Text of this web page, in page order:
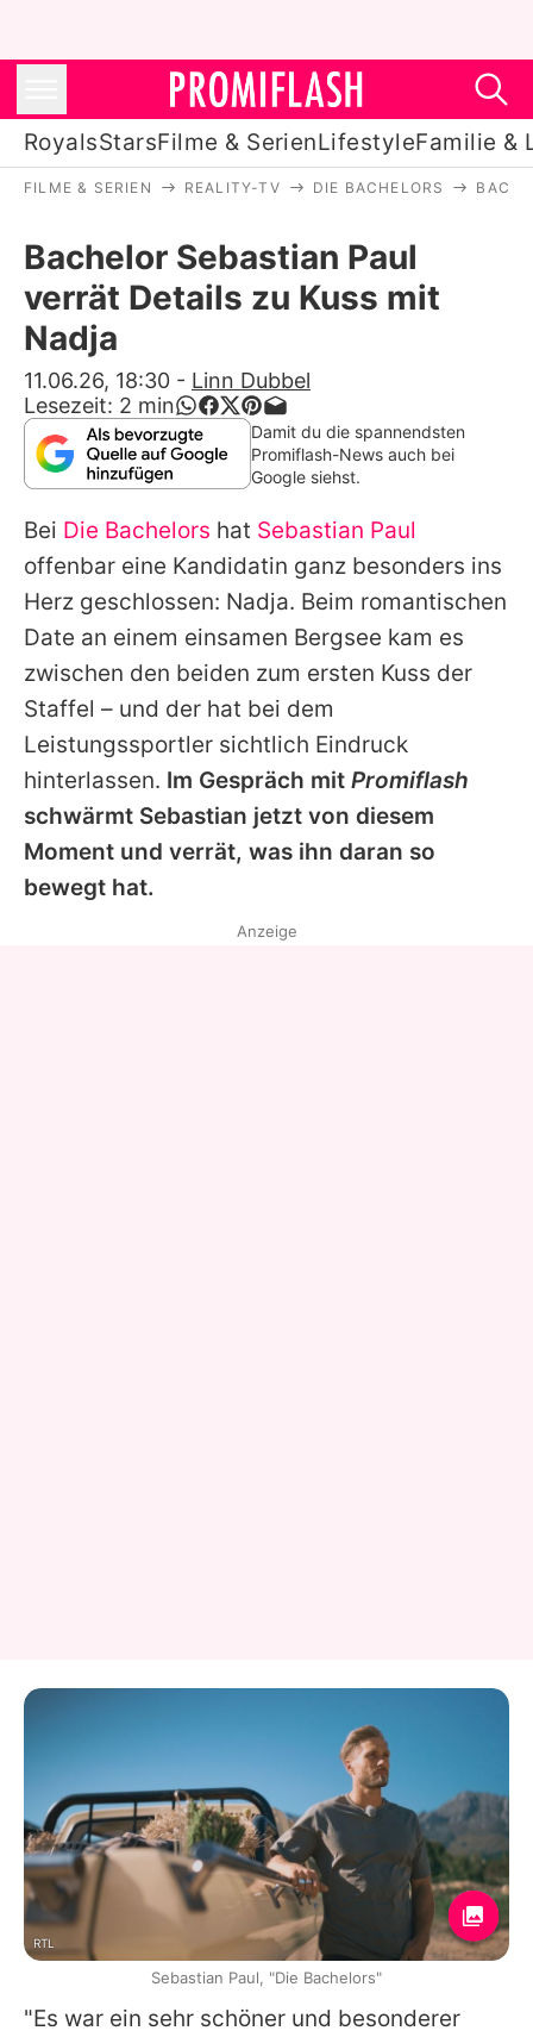
RoyalsStarsFilme & SerienLifestyleFamilie &
Stars
Filme & Serien
Lifestyle
Familie & Liebe
Promiflash Exklusiv
Alle Themen auf Promiflash
Jobs
App runterladen
Team
Redaktionelle Richtlinien
Impressum
Datenschutzerklärung
FILME & SERIEN REALITY-TV DIE BACHELORS
Bachelor Sebastian Paul
verrät Details zu Kuss mit
Nadja
11.06.26, 18:30 - Linn Dubbel
Lesezeit: 2 min
Damit du die spannendsten
Promiflash-News auch bei
Google siehst.
Bei Die Bachelors hat Sebastian Paul
offenbar eine Kandidatin ganz besonders ins
Herz geschlossen: Nadja. Beim romantischen
Date an einem einsamen Bergsee kam es
zwischen den beiden zum ersten Kuss der
Staffel – und der hat bei dem
Leistungssportler sichtlich Eindruck
hinterlassen. Im Gespräch mit Promiflash
schwärmt Sebastian jetzt von diesem
Moment und verrät, was ihn daran so
bewegt hat.
"Es war ein sehr schöner und besonderer
Anzeige
RTL
Sebastian Paul, "Die Bachelors"